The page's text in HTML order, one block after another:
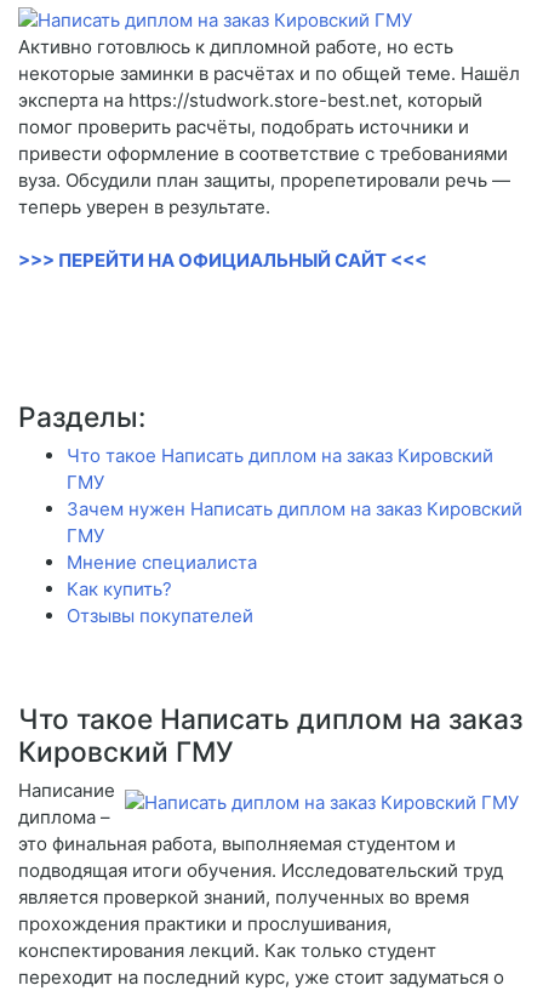
Активно готовлюсь к дипломной работе, но есть
некоторые заминки в расчётах и по общей теме. Нашёл
эксперта на https://studwork.store-best.net, который
помог проверить расчёты, подобрать источники и
привести оформление в соответствие с требованиями
вуза. Обсудили план защиты, прорепетировали речь —
теперь уверен в результате.
>>> ПЕРЕЙТИ НА ОФИЦИАЛЬНЫЙ САЙТ <<<
Разделы:
Что такое Написать диплом на заказ Кировский
ГМУ
Зачем нужен Написать диплом на заказ Кировский
ГМУ
Мнение специалиста
Как купить?
Отзывы покупателей
Что такое Написать диплом на заказ
Кировский ГМУ
Написание
диплома –
это финальная работа, выполняемая студентом и
подводящая итоги обучения. Исследовательский труд
является проверкой знаний, полученных во время
прохождения практики и прослушивания,
конспектирования лекций. Как только студент
переходит на последний курс, уже стоит задуматься о